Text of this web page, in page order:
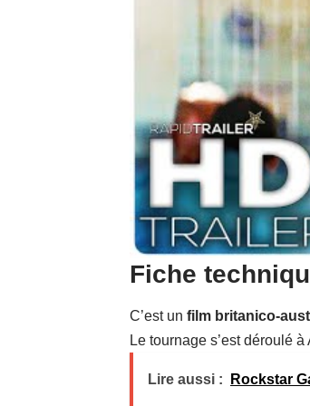
Fiche
C’est unfilm britanico-
Le tournage s’est déroulé
Lire aussi : Rockstar